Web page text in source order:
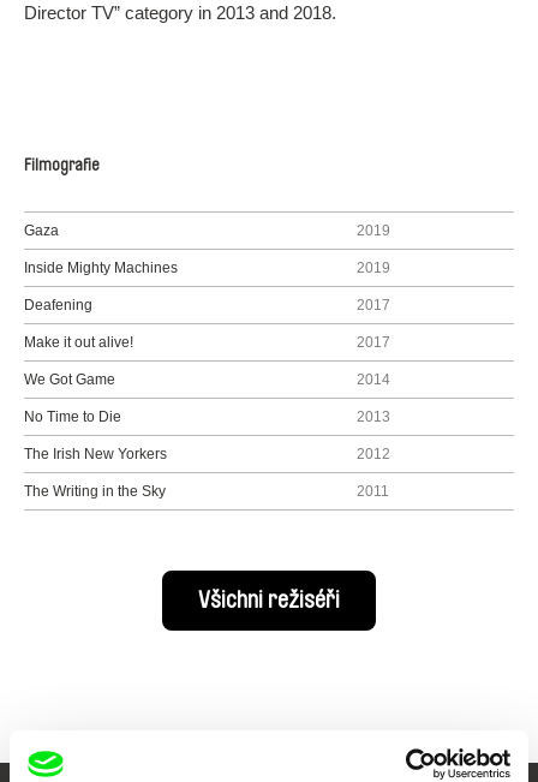
Director TV” category in 2013 and 2018.
Filmografie
Gaza 2019
Inside Mighty Machines 2019
Deafening 2017
Make it out alive! 2017
We Got Game 2014
No Time to Die 2013
The Irish New Yorkers 2012
The Writing in the Sky 2011
Všichni režiséři